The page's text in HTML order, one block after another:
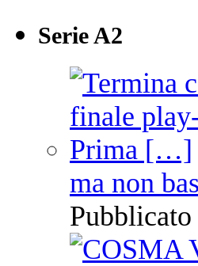
Serie A2
ma non